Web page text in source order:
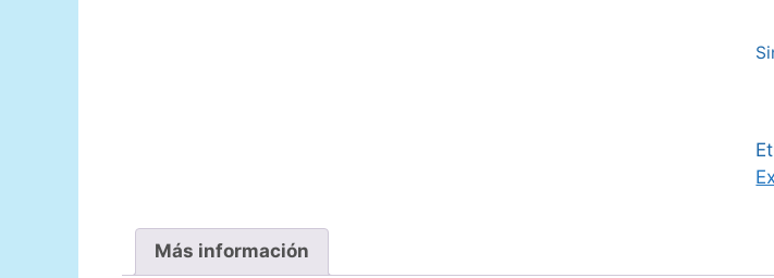
Más información